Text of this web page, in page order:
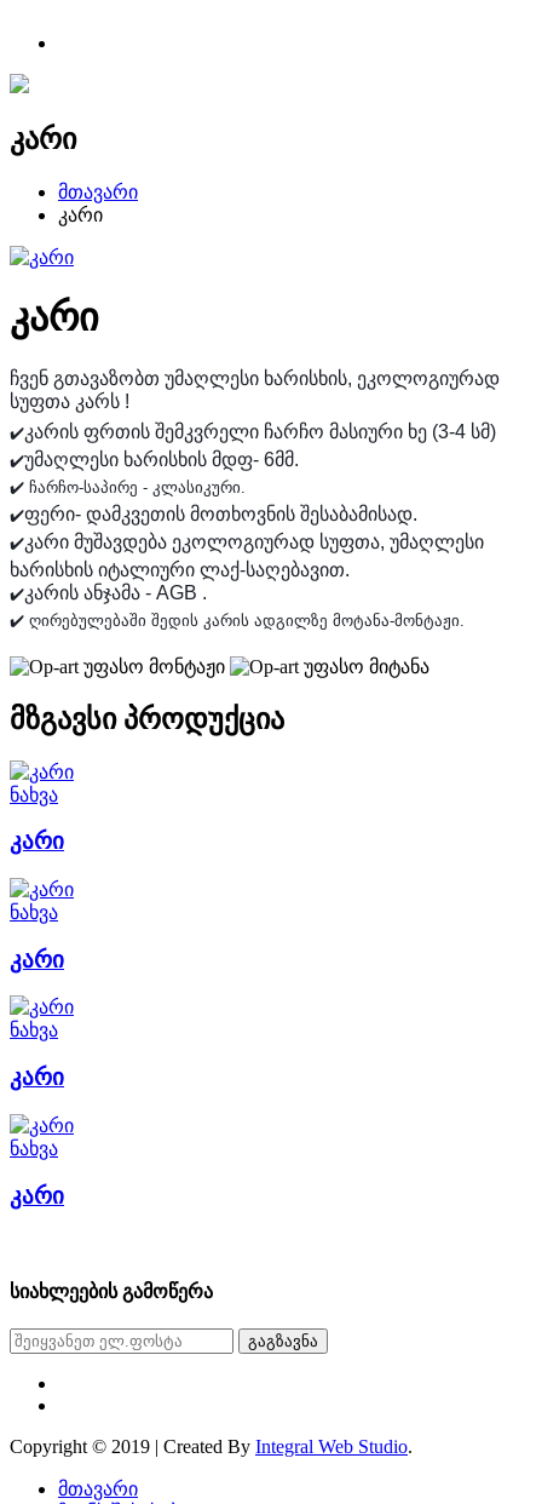
კარი
მთავარი
კარი
კარი
ჩვენ გთავაზობთ უმაღლესი ხარისხის, ეკოლოგიურად
სუფთა კარს !
✔️კარის ფრთის შემკვრელი ჩარჩო მასიური ხე (3-4 სმ)
✔️უმაღლესი ხარისხის მდფ- 6მმ.
✔️ ჩარჩო-საპირე - კლასიკური.
✔️ფერი- დამკვეთის მოთხოვნის შესაბამისად.
✔️კარი მუშავდება ეკოლოგიურად სუფთა, უმაღლესი
ხარისხის იტალიური ლაქ-საღებავით.
✔️კარის ანჯამა - AGB .
✔️ ღირებულებაში შედის კარის ადგილზე მოტანა-მონტაჟი.
უფასო მონტაჟი უფასო მიტანა
მზგავსი პროდუქცია
ნახვა
კარი
ნახვა
კარი
ნახვა
კარი
ნახვა
კარი
სიახლეების გამოწერა
გაგზავნა
Copyright © 2019 | Created By Integral Web Studio.
მთავარი